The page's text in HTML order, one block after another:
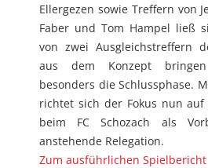
Ellergezen sowie Treffern von
Faber und Tom Hampel ließ
von zwei Ausgleichstreffern
aus dem Konzept
besonders die Schlussphase.
richtet sich der Fokus nun auf
beim FC Schozach als
anstehende Relegation.
Zum ausführlichen Spielbericht